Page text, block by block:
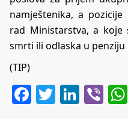
namještenika, a
rad Ministarstva, a koje
smrti ili odlaska u
(TIP)
Facebook
Twitter